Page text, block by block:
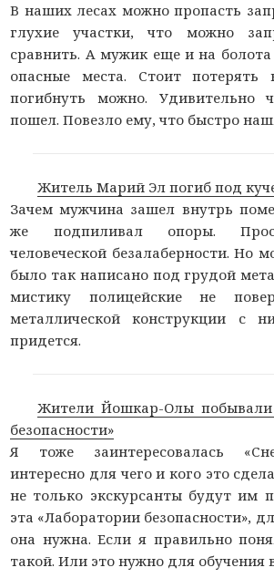
В наших лесах можно пропасть
глухие участки, что можно
сравнить. А мужик еще и на
опасные места. Стоит потерять
погибнуть можно. Удивительно
пошел. Повезло ему, что быстро
Житель Марий Эл погиб под
Зачем мужчина зашел внутрь
же подпиливал опоры.
человеческой безалаберности. Но
было так написано под грудой
мистику полицейские не
металлической конструкции с
придется.
Жители Йошкар-Олы побывали
безопасности»
Я тоже заинтересовалась
интересно для чего и кого это
не только экскурсанты будут им
эта «Лаборатории безопасности»,
она нужна. Если я правильно
такой. Или это нужно для обучения